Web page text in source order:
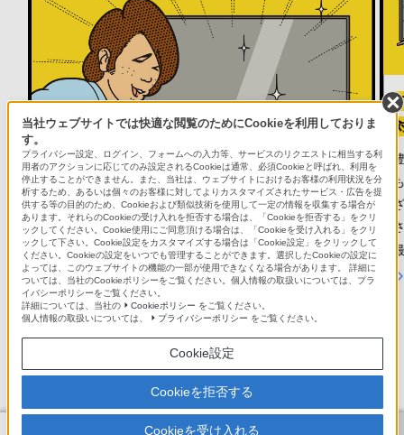
X90K
Copyright 2023 Sony Marketing Inc.
当社ウェブサイトでは快適な閲覧のためにCookieを利用しておりま
す。
プライバシー設定、ログイン、フォームへの入力等、サービスのリクエストに相当する利
用者のアクションに応じてのみ設定されるCookieは通常、必須Cookieと呼ばれ、利用を
停止することができません。また、当社は、ウェブサイトにおけるお客様の利用状況を分
析するため、あるいは個々のお客様に対してよりカスタマイズされたサービス・広告を提
供する等の目的のため、Cookieおよび類似技術を使用して一定の情報を収集する場合が
あります。それらのCookieの受け入れを拒否する場合は、「Cookieを拒否する」をクリ
ックしてください。Cookie使用にご同意頂ける場合は、「Cookieを受け入れる」をクリ
ックして下さい。Cookie設定をカスタマイズする場合は「Cookie設定」をクリックして
ください。Cookieの設定をいつでも管理することができます。選択したCookieの設定に
よっては、このウェブサイトの機能の一部が使用できなくなる場合があります。 詳細に
ついては、当社のCookieポリシーをご覧ください。個人情報の取扱いについては、プラ
イバシーポリシーをご覧ください。
詳細については、当社の
Cookieポリシー をご覧ください。
個人情報の取扱いについては、
プライバシーポリシー をご覧ください。
Cookie設定
Cookieを拒否する
Cookieを受け入れる